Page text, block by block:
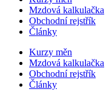
Mzdová kalkulačka
Obchodní rejstřík
Články
Kurzy měn
Mzdová kalkulačka
Obchodní rejstřík
Články